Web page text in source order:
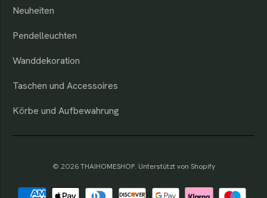
Neuheiten
Pendelleuchten
Wanddekoration
Taschen und Accessoires
Körbe und Aufbewahrung
© 2026 THAIHOMESHOP. Unterstützt von Shopify